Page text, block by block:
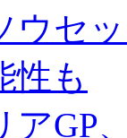
ウセ
性も
アGP